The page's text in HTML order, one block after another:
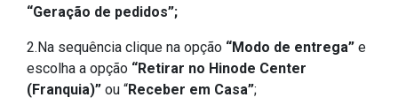
“Geração de pedidos”;
2.Na sequência clique na opção “Modo de entrega” e
escolha a opção “Retirar no Hinode Center
(Franquia)” ou “Receber em Casa”;